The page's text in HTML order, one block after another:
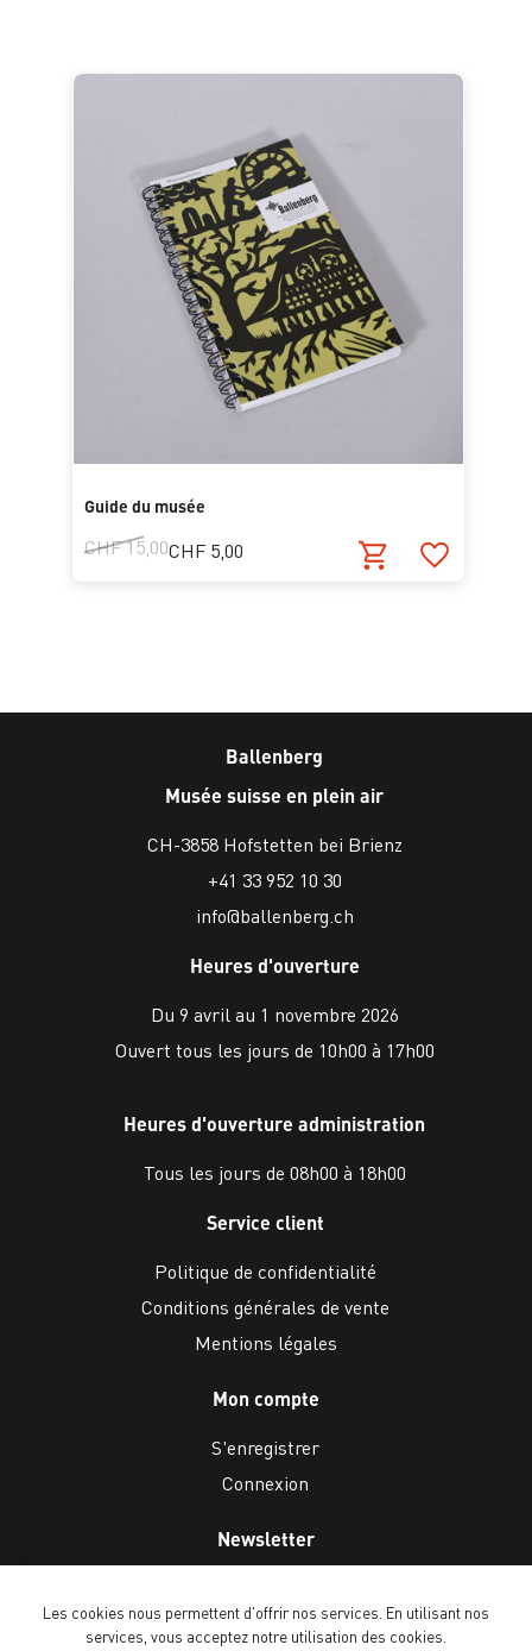
Guide du musée
CHF 15,00CHF 5,00
Ballenberg
Musée suisse en plein air
CH-3858 Hofstetten bei Brienz
+41 33 952 10 30
info@ballenberg.ch
Heures d'ouverture
Du 9 avril au 1 novembre 2026
Ouvert tous les jours de 10h00 à 17h00
Heures d'ouverture administration
Tous les jours de 08h00 à 18h00
Service client
Politique de confidentialité
Conditions générales de vente
Mentions légales
Mon compte
S'enregistrer
Connexion
Newsletter
Les cookies nous permettent d'offrir nos services. En utilisant nos
services, vous acceptez notre utilisation des cookies.